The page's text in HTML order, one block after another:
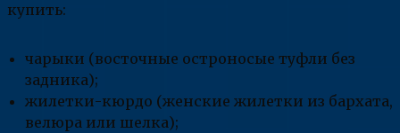
купить:
чарыки (восточные остроносые туфли без
задника);
жилетки-кюрдо (женские жилетки из бархата,
велюра или шелка);